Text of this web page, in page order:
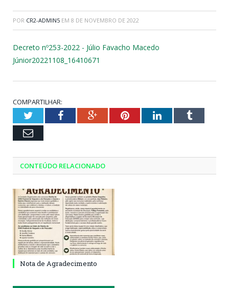
POR CR2-ADMIN5 EM 8 DE NOVEMBRO DE 2022
Decreto nº253-2022 - Júlio Favacho Macedo
Júnior20221108_16410671
COMPARTILHAR:
TwitterFacebookGoogle+PinterestLinkedInTumblr
Email
CONTEÚDO RELACIONADO
Nota de Agradecimento